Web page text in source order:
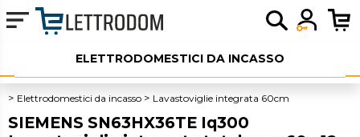
ELETTRODOMESTICI DA INCASSO
ELETTRODOMESTICI LIBERA INSTALLAZIONE
PICCOLI ELETTRODOMESTICI
Elettrodomestici da incasso Lavastoviglie integrata 60cm
SIEMENS SN63HX36TE Iq300